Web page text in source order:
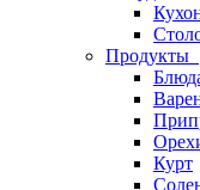
Продукты
Курт